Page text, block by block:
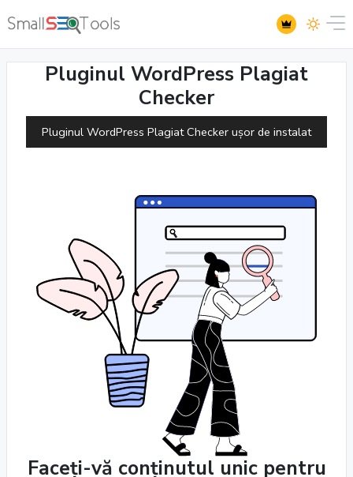
Pluginul WordPress Plagiat
Checker
Pluginul WordPress Plagiat Checker ușor de instalat
Faceți-vă conținutul unic pentru